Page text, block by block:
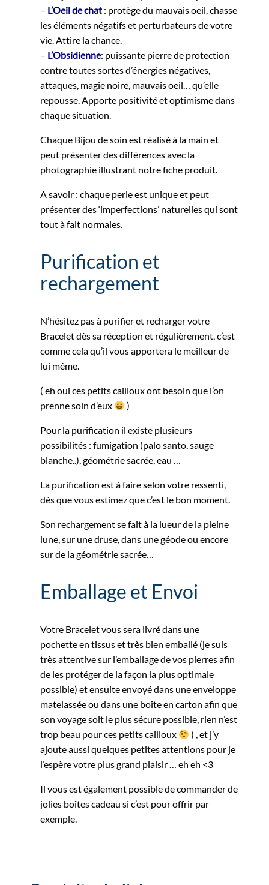
– L’Oeil de chat : protège du mauvais oeil, chasse
les éléments négatifs et perturbateurs de votre
vie. Attire la chance.
– L’Obsidienne: puissante pierre de protection
contre toutes sortes d’énergies négatives,
attaques, magie noire, mauvais oeil… qu’elle
repousse. Apporte positivité et optimisme dans
chaque situation.
Chaque Bijou de soin est réalisé à la main et
peut présenter des différences avec la
photographie illustrant notre fiche produit.
A savoir : chaque perle est unique et peut
présenter des ‘imperfections’ naturelles qui sont
tout à fait normales.
Purification et
rechargement
N’hésitez pas à purifier et recharger votre
Bracelet dès sa réception et régulièrement, c’est
comme cela qu’il vous apportera le meilleur de
lui même.
( eh oui ces petits cailloux ont besoin que l’on
prenne soin d’eux
)
Pour la purification il existe plusieurs
possibilités : fumigation (palo santo, sauge
blanche..), géométrie sacrée, eau …
La purification est à faire selon votre ressenti,
dès que vous estimez que c’est le bon moment.
Son rechargement se fait à la lueur de la pleine
lune, sur une druse, dans une géode ou encore
sur de la géométrie sacrée…
Emballage et Envoi
Votre Bracelet vous sera livré dans une
pochette en tissus et très bien emballé (je suis
très attentive sur l’emballage de vos pierres afin
de les protéger de la façon la plus optimale
possible) et ensuite envoyé dans une enveloppe
matelassée ou dans une boîte en carton afin que
son voyage soit le plus sécure possible, rien n’est
trop beau pour ces petits cailloux
) , et j’y
ajoute aussi quelques petites attentions pour je
l’espère votre plus grand plaisir … eh eh <3
Il vous est également possible de commander de
jolies boîtes cadeau si c’est pour offrir par
exemple.